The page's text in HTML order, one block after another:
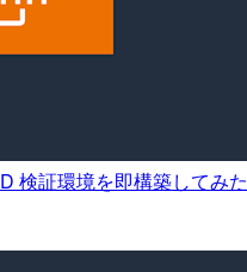
検証環境を即構築してみた